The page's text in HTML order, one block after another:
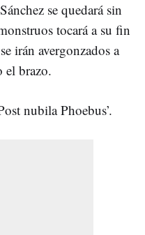
se quedará sin
tocará a su fin
irán avergonzados a
el brazo.
nubila Phoebus’.